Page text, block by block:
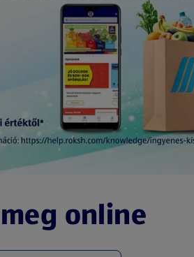
online